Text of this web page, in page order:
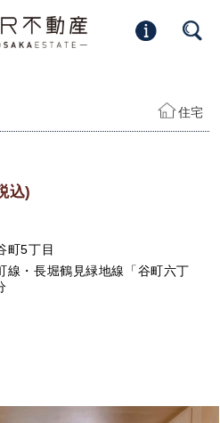
住宅
込)
町5丁目
線・長堀鶴見緑地線「谷町六丁